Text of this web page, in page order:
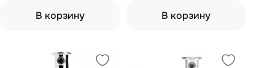
В корзину
В корзину